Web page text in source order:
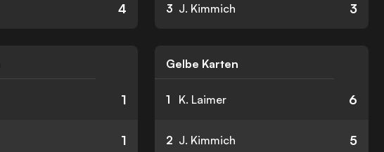
4 3 J. Kimmich 3
1
1
Gelbe Karten
1 K. Laimer 6
2 J. Kimmich 5